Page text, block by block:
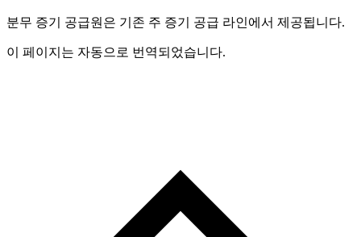
분무 증기 공급원은 기존 주 증기 공급 라인에서 제공됩니다.
이 페이지는 자동으로 번역되었습니다.